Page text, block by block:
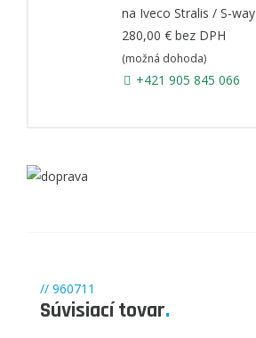
na Iveco Stralis / S-way
280,00 € bez DPH
(možná dohoda)
+421 905 845 066
// 960711
Súvisiací tovar.